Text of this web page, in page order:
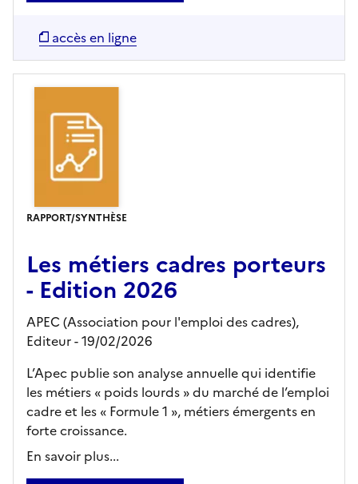
accès en ligne
RAPPORT/SYNTHÈSE
Les métiers cadres porteurs
- Edition 2026
APEC (Association pour l'emploi des cadres),
Editeur- 19/02/2026
L’Apec publie son analyse annuelle qui identifie
les métiers « poids lourds » du marché de l’emploi
cadre et les « Formule 1 », métiers émergents en
forte croissance.
En savoir plus...